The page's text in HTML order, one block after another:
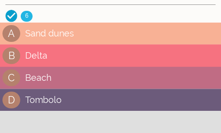
6
A Sand dunes
B Delta
C Beach
D Tombolo